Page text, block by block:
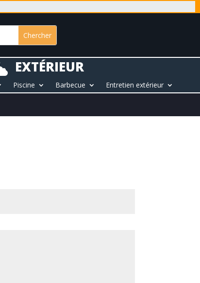
EXTÉRIEUR
Piscine Barbecue Entretien extérieur